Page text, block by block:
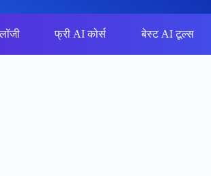
फ्री AI कोर्स बेस्ट AI टूल्स